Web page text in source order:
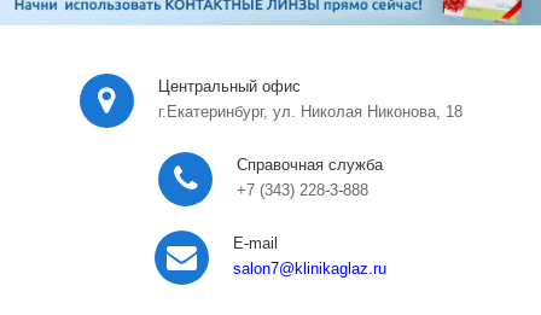
Центральный офис
г.Екатеринбург, ул. Николая Никонова, 18
Справочная служба
+7 (343) 228-3-888
E-mail
salon7@klinikaglaz.ru